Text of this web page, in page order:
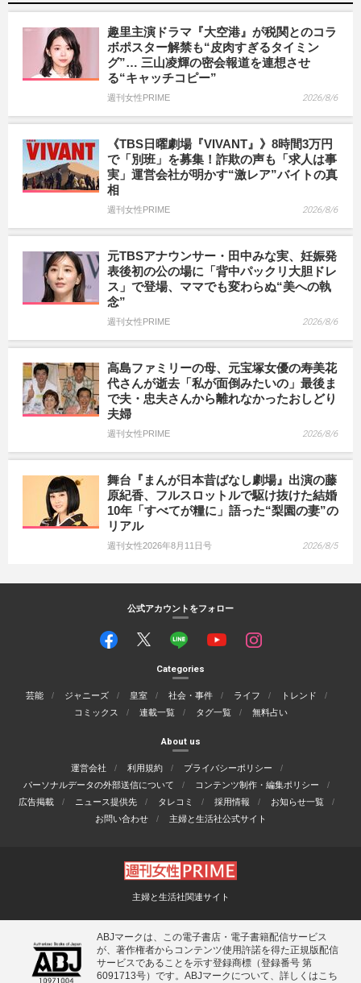
趣里主演ドラマ『大空港』が税関とのコラ
ボポスター解禁も“皮肉すぎるタイミン
グ”… 三山凌輝の密会報道を連想させ
る“キャッチコピー”
週刊女性PRIME 2026/8/6
《TBS日曜劇場『VIVANT』》8時間3万円
で「別班」を募集！詐欺の声も「求人は事
実」運営会社が明かす“激レア”バイトの真
相
週刊女性PRIME 2026/8/6
元TBSアナウンサー・田中みな実、妊娠発
表後初の公の場に「背中パックリ大胆ドレ
ス」で登場、ママでも変わらぬ“美への執
念”
週刊女性PRIME 2026/8/6
高島ファミリーの母、元宝塚女優の寿美花
代さんが逝去「私が面倒みたいの」最後ま
で夫・忠夫さんから離れなかったおしどり
夫婦
週刊女性PRIME 2026/8/6
舞台『まんが日本昔ばなし劇場』出演の藤
原紀香、フルスロットルで駆け抜けた結婚
10年「すべてが糧に」語った“梨園の妻”の
リアル
週刊女性2026年8月11日号 2026/8/5
公式アカウントをフォロー
Categories
芸能 ジャニーズ 皇室 社会・事件 ライフ
トレンド
コミックス
連載一覧 タグ一覧 無料占い
About us
運営会社 利用規約
プライバシーポリシー
パーソナルデータの外部送信について
コンテンツ制作・編集ポリシー
広告掲載
ニュース提供先 タレコミ 採用情報
お知らせ一覧
お問い合わせ
主婦と生活社公式サイト
主婦と生活社関連サイト
ABJマークは、この電子書店・電子書籍配信サービス
が、著作権者からコンテンツ使用許諾を得た正規版配信
サービスであることを示す登録商標（登録番号 第
6091713号）です。ABJマークについて、詳しくはこち